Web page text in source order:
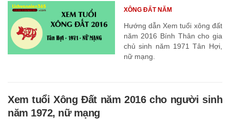
Hướng dẫn Xem tuổi xông đất
năm 2016 Bính Thân cho gia
chủ sinh năm 1971 Tân Hợi,
nữ mạng.
XÔNG ĐẤT NĂM
Xem tuổi Xông Đất năm 2016 cho người sinh
năm 1972, nữ mạng